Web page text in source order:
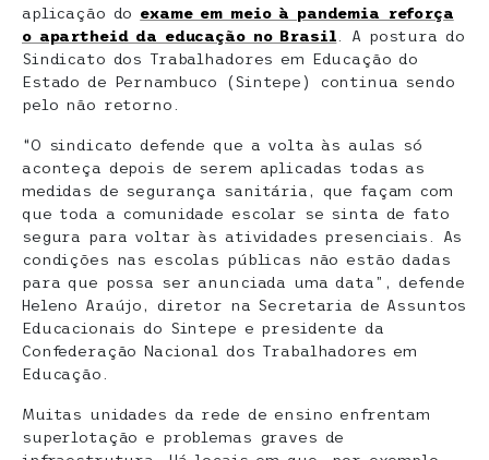
aplicação do exame em meio à pandemia reforça
o apartheid da educação no Brasil . A postura do
Sindicato dos Trabalhadores em Educação do
Estado de Pernambuco (Sintepe) continua sendo
pelo não retorno.
“O sindicato defende que a volta às aulas só
aconteça depois de serem aplicadas todas as
medidas de segurança sanitária, que façam com
que toda a comunidade escolar se sinta de fato
segura para voltar às atividades presenciais. As
condições nas escolas públicas não estão dadas
para que possa ser anunciada uma data”, defende
Heleno Araújo, diretor na Secretaria de Assuntos
Educacionais do Sintepe e presidente da
Confederação Nacional dos Trabalhadores em
Educação.
Muitas unidades da rede de ensino enfrentam
superlotação e problemas graves de